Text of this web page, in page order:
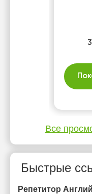
Все
Быстрые
Репетитор